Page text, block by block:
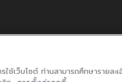
ตัวแทนจำหน่าย
ช้เว็บไซต์ ท่านสามารถศึกษารายละ